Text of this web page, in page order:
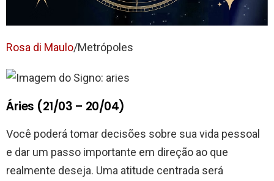
Rosa di Maulo/Metrópoles
Áries (21/03 – 20/04)
Você poderá tomar decisões sobre sua vida pessoal
e dar um passo importante em direção ao que
realmente deseja. Uma atitude centrada será